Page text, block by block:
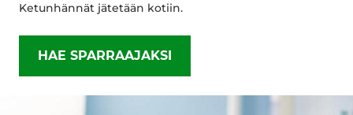
Ketunhännät jätetään kotiin.
HAE SPARRAAJAKSI